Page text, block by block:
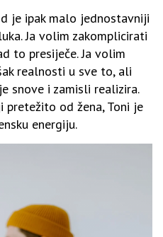
je ipak malo jednostavniji
Ja volim zakomplicirati
to presiječe. Ja volim
realnosti u sve to, ali
snove i zamisli realizira.
pretežito od žena, Toni je
energiju.